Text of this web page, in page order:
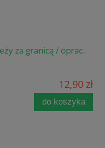
za granicą / oprac.
12,90 zł
do koszyka